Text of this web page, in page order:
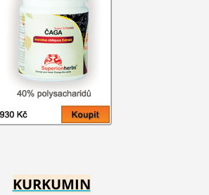
KURKUMIN